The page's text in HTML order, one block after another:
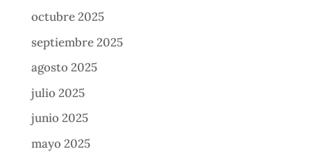
octubre 2025
septiembre 2025
agosto 2025
julio 2025
junio 2025
mayo 2025